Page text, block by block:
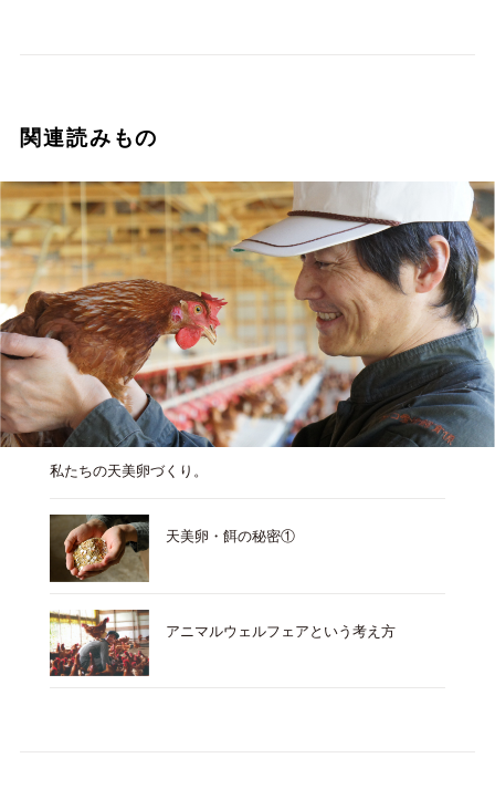
関連読みもの
私たちの天美卵づくり。
天美卵・餌の秘密①
アニマルウェルフェアという考え方